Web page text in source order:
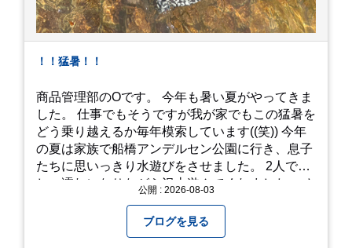
！！猛暑！！
商品管理部のOです。 今年も暑い夏がやってきま
した。 仕事でもそうですが我が家でもこの猛暑を
どう乗り越えるか毎年模索しています((笑)) 今年
の夏は家族で船橋アンデルセン公園に行き、息子
たちに思いっきり水遊びをさせました。 2人でび
しょ濡れになりながら沢山遊んでくれました。 さ
みようと思います。
公開 : 2026-08-03
ブログを見る